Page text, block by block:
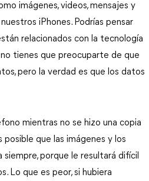
imágenes, videos, mensajes y
iPhones. Podrías pensar
relacionados con la tecnología
tienes que preocuparte de que
pero la verdad es que los datos
mientras no se hizo una copia
posible que las imágenes y los
siempre, porque le resultará difícil
Lo que es peor, si hubiera